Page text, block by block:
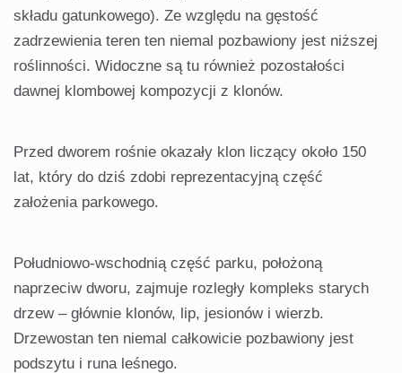
składu gatunkowego). Ze względu na gęstość
zadrzewienia teren ten niemal pozbawiony jest niższej
roślinności. Widoczne są tu również pozostałości
dawnej klombowej kompozycji z klonów.
Przed dworem rośnie okazały klon liczący około 150
lat, który do dziś zdobi reprezentacyjną część
założenia parkowego.
Południowo-wschodnią część parku, położoną
naprzeciw dworu, zajmuje rozległy kompleks starych
drzew – głównie klonów, lip, jesionów i wierzb.
Drzewostan ten niemal całkowicie pozbawiony jest
podszytu i runa leśnego.